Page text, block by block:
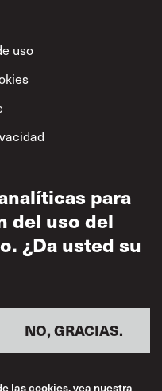
uso
para
del uso del
¿Da usted su
NO, GRACIAS.
las cookies, vea nuestra